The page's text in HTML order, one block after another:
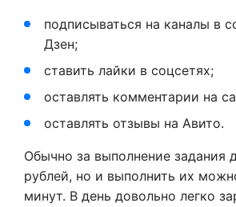
подписываться на каналы в
Дзен;
ставить лайки в соцсетях;
оставлять комментарии на
оставлять отзывы на Авито.
Обычно за выполнение задания
рублей, но и выполнить их
минут. В день довольно легко